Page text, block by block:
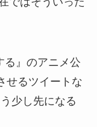
る』のアニメ公
せるツイートな
少し先になる